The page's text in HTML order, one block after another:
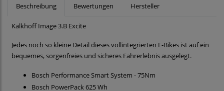
Beschreibung Bewertungen Hersteller
Kalkhoff Image 3.B Excite
Jedes noch so kleine Detail dieses vollintegrierten E-Bikes ist auf ein
bequemes, sorgenfreies und sicheres Fahrerlebnis ausgelegt.
Bosch Performance Smart System - 75Nm
Bosch PowerPack 625 Wh